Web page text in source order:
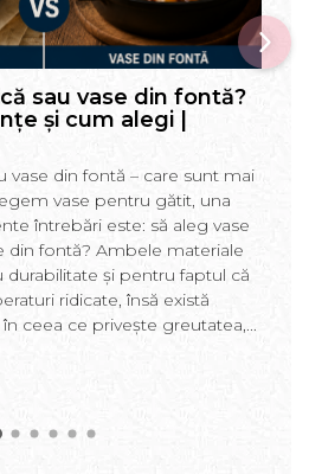
sau vase din fontă?
și cum alegi |
vase din fontă – care sunt mai
vase pentru gătit, una
întrebări este: să aleg vase
din fontă? Ambele materiale
și pentru faptul că
ridicate, însă există
ceea ce privește greutatea,...